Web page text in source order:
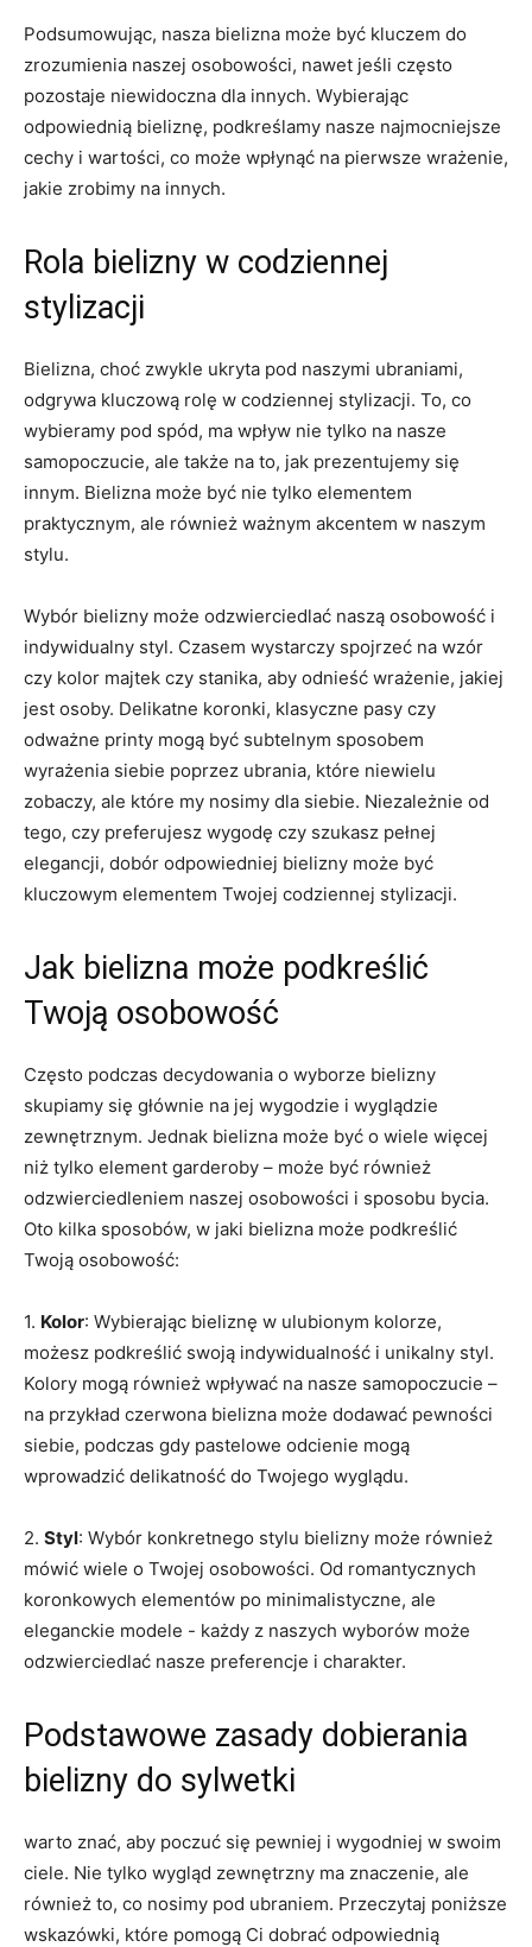
Podsumowując,⁤ nasza bielizna może być‌ kluczem‍ do
zrozumienia naszej osobowości, nawet ‍jeśli często
pozostaje niewidoczna dla innych. Wybierając
⁤odpowiednią bieliznę, podkreślamy ‌nasze najmocniejsze
cechy i wartości, co może wpłynąć na pierwsze wrażenie,
⁢jakie zrobimy ​na innych.
Rola bielizny w codziennej
stylizacji
Bielizna, choć ⁣zwykle ukryta⁢ pod‍ naszymi ubraniami,
odgrywa kluczową rolę w codziennej stylizacji. To,⁢ co
wybieramy‍ pod spód, ma wpływ‍ nie⁣ tylko na nasze
samopoczucie, ale także na to, jak ⁢prezentujemy⁤ się
⁢innym. ‍Bielizna może być nie tylko elementem
praktycznym, ale również ważnym akcentem w naszym
stylu.
Wybór bielizny może odzwierciedlać naszą osobowość i ​
indywidualny styl. Czasem wystarczy spojrzeć na wzór
czy kolor ​majtek‍ czy stanika, aby odnieść ⁤wrażenie, jakiej
jest osoby. Delikatne‌ koronki, klasyczne pasy ​czy
odważne printy mogą być subtelnym sposobem
wyrażenia siebie poprzez⁣ ubrania, które⁤ niewielu
zobaczy,⁤ ale⁤ które⁣ my nosimy dla siebie. ⁢Niezależnie od
tego,‍ czy⁣ preferujesz wygodę czy szukasz ⁢pełnej
elegancji, ⁢dobór odpowiedniej bielizny może być
kluczowym elementem⁢ Twojej codziennej stylizacji.
Jak ​bielizna‌ może podkreślić
Twoją osobowość
Często podczas decydowania o⁣ wyborze bielizny
skupiamy się⁢ głównie ‍na jej wygodzie i wyglądzie
zewnętrznym. Jednak bielizna może ​być o wiele więcej
⁢niż ⁤tylko element‌ garderoby – ‌może być również
odzwierciedleniem naszej osobowości i sposobu ‍bycia.
⁢Oto kilka sposobów,​ w jaki bielizna może⁢ podkreślić
Twoją osobowość:
1.​ Kolor: Wybierając bieliznę w ulubionym ‌kolorze,
możesz podkreślić‌ swoją indywidualność​ i unikalny styl.
Kolory mogą również ​wpływać na nasze samopoczucie –
na przykład czerwona⁤ bielizna może dodawać pewności⁣
siebie, ⁢podczas gdy pastelowe ⁣odcienie mogą
wprowadzić delikatność do Twojego wyglądu.
2. Styl: Wybór konkretnego stylu bielizny może również⁣
mówić wiele o Twojej ⁤osobowości. Od romantycznych
koronkowych elementów‌ po minimalistyczne, ale
eleganckie modele -​ każdy z naszych wyborów może
‌odzwierciedlać ⁤nasze preferencje i charakter.
Podstawowe zasady ​dobierania
bielizny do sylwetki
warto znać, aby poczuć⁢ się pewniej i wygodniej ⁢w swoim
ciele. Nie tylko wygląd zewnętrzny ma znaczenie, ⁣ale
również to, co​ nosimy pod ubraniem. Przeczytaj⁤ poniższe
wskazówki, które‍ pomogą Ci dobrać odpowiednią